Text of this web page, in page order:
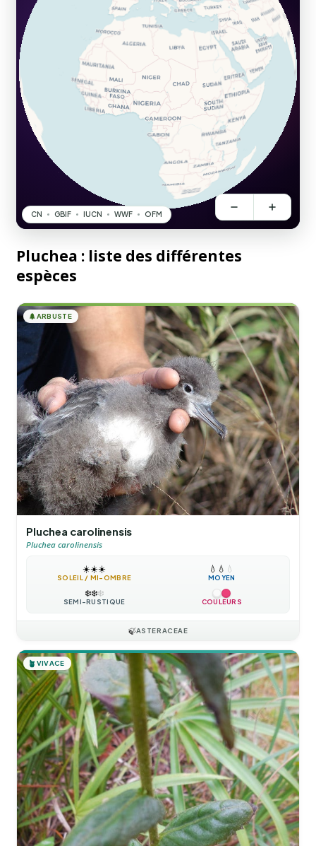
Pluchea : liste des différentes
espèces
🌲ARBUSTE
Pluchea carolinensis
Pluchea carolinensis
☀️☀️☀️
SOLEIL / MI-OMBRE
💧 💧 💧
MOYEN
❄️❄️❄️
SEMI-RUSTIQUE COULEURS
🍃ASTERACEAE
🪴 VIVACE